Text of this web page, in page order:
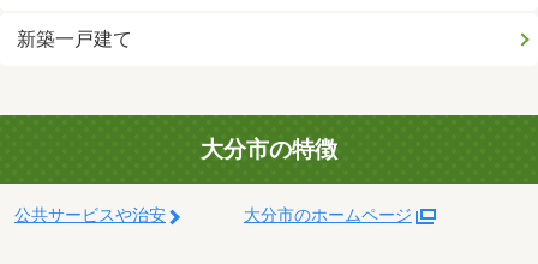
新築一戸建て
大分市の特徴
公共サービスや治安 大分市のホームページ